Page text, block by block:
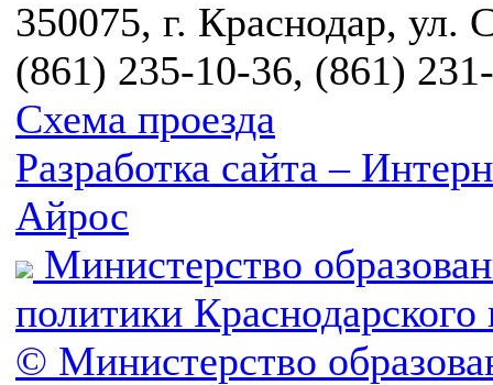
350075, г. Краснодар, ул.
(861) 235-10-36, (861)
Схема проезда
Разработка сайта –
Айрос
Министерство
политики Краснодарского
© Министерство